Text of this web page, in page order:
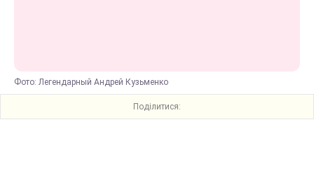
Фото: Легендарный Андрей Кузьменко
Поділитися: